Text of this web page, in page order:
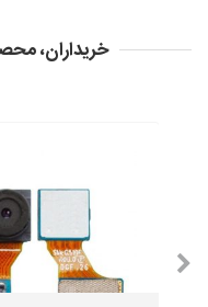
خریداران،